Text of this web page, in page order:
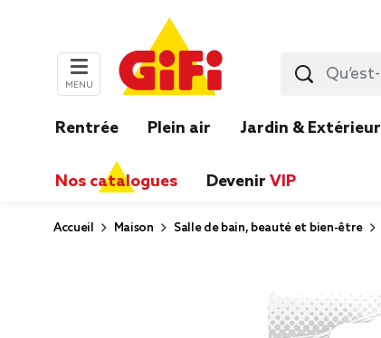
MENU
Rentrée Plein air Jardin & Extérieur
Nos catalogues Devenir VIP
Accueil Maison Salle de bain, beauté et bien-être